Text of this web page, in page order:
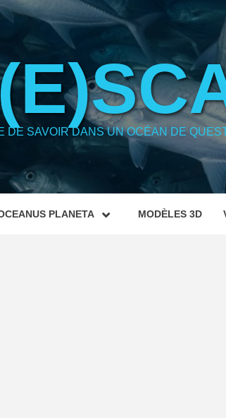
DE SAVOIR DANS UN OCÉAN DE
PLANETA MODÈLES 3D